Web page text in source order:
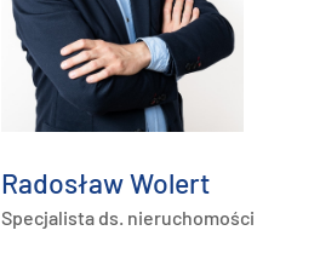
Radosław Wolert
Specjalista ds. nieruchomości